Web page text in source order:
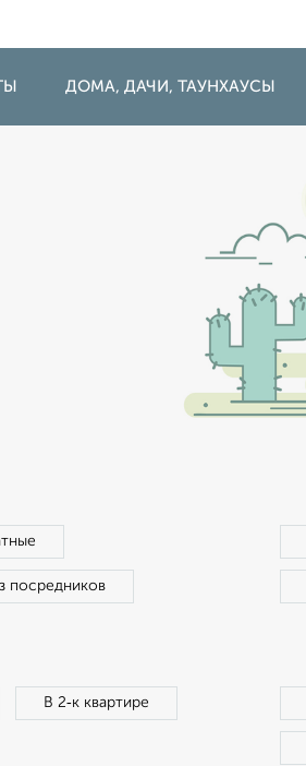
ДОМА, ДАЧИ, ТАУНХАУСЫ
посредников
В 2‑к квартире